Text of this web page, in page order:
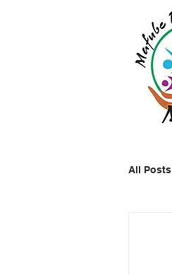
All Posts